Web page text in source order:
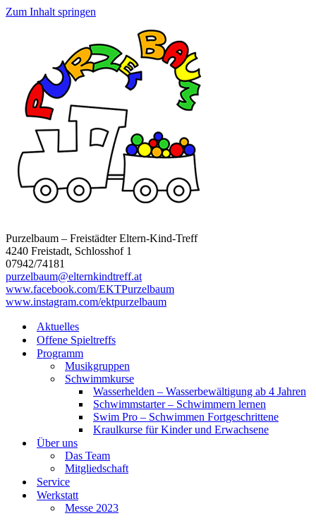
Zum Inhalt springen
Purzelbaum – Freistädter Eltern-Kind-Treff
4240 Freistadt, Schlosshof 1
07942/74181
purzelbaum@elternkindtreff.at
www.facebook.com/EKTPurzelbaum
www.instagram.com/ektpurzelbaum
Aktuelles
Offene Spieltreffs
Programm
Musikgruppen
Schwimmkurse
Wasserhelden – Wasserbewältigung ab 4 Jahren
Schwimmstarter – Schwimmern lernen
Swim Pro – Schwimmen Fortgeschrittene
Kraulkurse für Kinder und Erwachsene
Über uns
Das Team
Mitgliedschaft
Service
Werkstatt
Messe 2023